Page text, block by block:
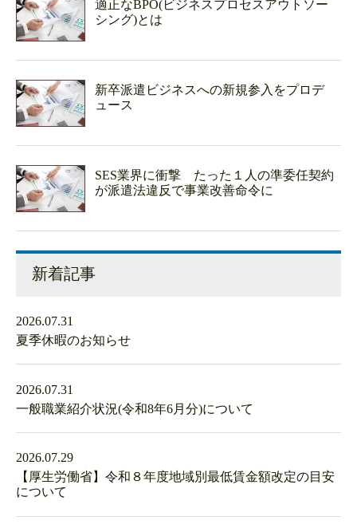
適正なBPO(ビジネスプロセスアウトソー
シング)とは
新卒派遣ビジネスへの新規参入をプロデ
ュース
SES業界に衝撃 たった１人の準委任契約
が派遣法違反で事業改善命令に
新着記事
2026.07.31
夏季休暇のお知らせ
2026.07.31
一般職業紹介状況(令和8年6月分)について
2026.07.29
【厚生労働省】令和８年度地域別最低賃金額改定の目安
について